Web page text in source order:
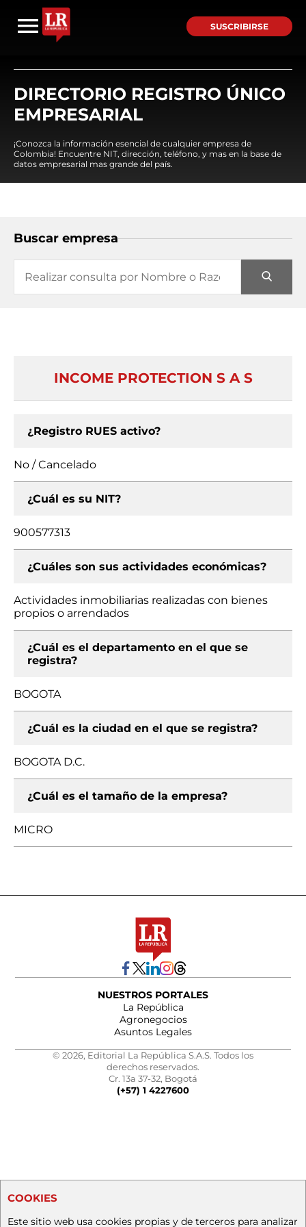
SUSCRIBIRSE
DIRECTORIO REGISTRO ÚNICO
EMPRESARIAL
¡Conozca la información esencial de cualquier empresa de
Colombia! Encuentre NIT, dirección, teléfono, y mas en la base de
datos empresarial mas grande del país.
Buscar empresa
INCOME PROTECTION S A S
¿Registro RUES activo?
No / Cancelado
¿Cuál es su NIT?
900577313
¿Cuáles son sus actividades económicas?
Actividades inmobiliarias realizadas con bienes
propios o arrendados
¿Cuál es el departamento en el que se
registra?
BOGOTA
¿Cuál es la ciudad en el que se registra?
BOGOTA D.C.
¿Cuál es el tamaño de la empresa?
MICRO
NUESTROS PORTALES
La República
Agronegocios
Asuntos Legales
© 2026, Editorial La República S.A.S. Todos los
derechos reservados.
Cr. 13a 37-32, Bogotá
(+57) 1 4227600
COOKIES
Este sitio web usa cookies propias y de terceros para analizar